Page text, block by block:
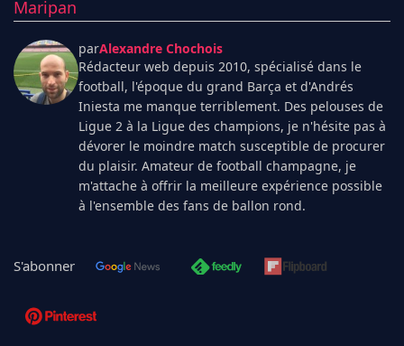
Maripan
parAlexandre Chochois
Rédacteur web depuis 2010, spécialisé dans le
football, l'époque du grand Barça et d'Andrés
Iniesta me manque terriblement. Des pelouses de
Ligue 2 à la Ligue des champions, je n'hésite pas à
dévorer le moindre match susceptible de procurer
du plaisir. Amateur de football champagne, je
m'attache à offrir la meilleure expérience possible
à l'ensemble des fans de ballon rond.
S'abonner